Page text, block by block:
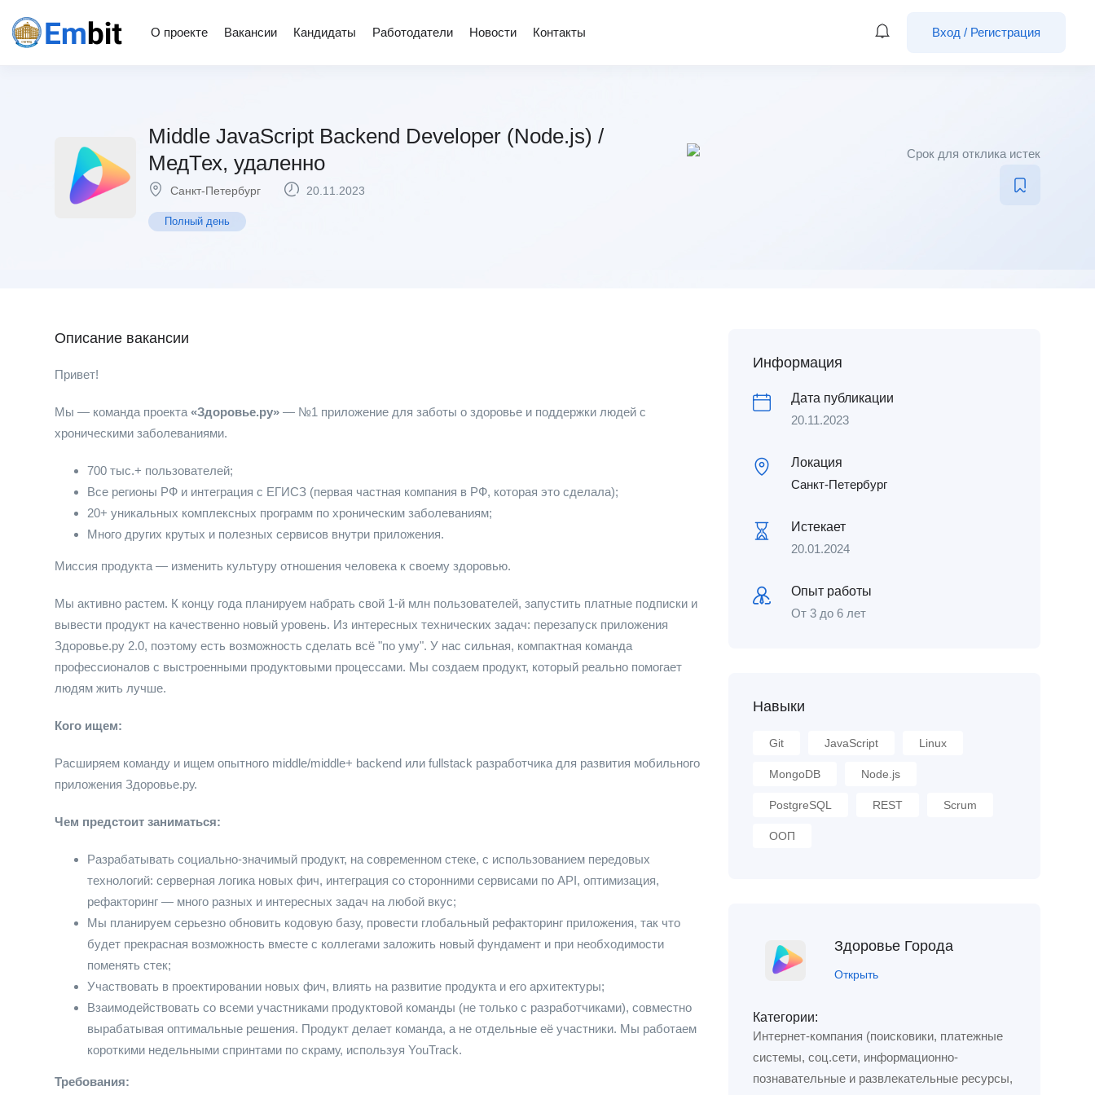
О проекте Вакансии Кандидаты Работодатели Новости Контакты Вход / Регистрация
Middle JavaScript Backend Developer (Node.js) /
МедТех, удаленно
Санкт-Петербург 20.11.2023
Полный день
Срок для отклика истек
Описание вакансии
Привет!
Мы — команда проекта «Здоровье.ру» — №1 приложение для заботы о здоровье и поддержки людей с
хроническими заболеваниями.
700 тыс.+ пользователей;
Все регионы РФ и интеграция с ЕГИСЗ (первая частная компания в РФ, которая это сделала);
20+ уникальных комплексных программ по хроническим заболеваниям;
Много других крутых и полезных сервисов внутри приложения.
Миссия продукта — изменить культуру отношения человека к своему здоровью.
Мы активно растем. К концу года планируем набрать свой 1-й млн пользователей, запустить платные подписки и
вывести продукт на качественно новый уровень. Из интересных технических задач: перезапуск приложения
Здоровье.ру 2.0, поэтому есть возможность сделать всё "по уму". У нас сильная, компактная команда
профессионалов с выстроенными продуктовыми процессами. Мы создаем продукт, который реально помогает
людям жить лучше.
Кого ищем:
Расширяем команду и ищем опытного middle/middle+ backend или fullstack разработчика для развития мобильного
приложения Здоровье.ру.
Чем предстоит заниматься:
Разрабатывать социально-значимый продукт, на современном стеке, с использованием передовых
технологий: серверная логика новых фич, интеграция со сторонними сервисами по API, оптимизация,
рефакторинг — много разных и интересных задач на любой вкус;
Мы планируем серьезно обновить кодовую базу, провести глобальный рефакторинг приложения, так что
будет прекрасная возможность вместе с коллегами заложить новый фундамент и при необходимости
поменять стек;
Участвовать в проектировании новых фич, влиять на развитие продукта и его архитектуры;
Взаимодействовать со всеми участниками продуктовой команды (не только с разработчиками), совместно
вырабатывая оптимальные решения. Продукт делает команда, а не отдельные её участники. Мы работаем
короткими недельными спринтами по скраму, используя YouTrack.
Требования:
Информация
Дата публикации
20.11.2023
Локация
Санкт-Петербург
Истекает
20.01.2024
Опыт работы
От 3 до 6 лет
Навыки
Git JavaScript Linux
MongoDB Node.js
PostgreSQL REST Scrum
ООП
Здоровье Города
Открыть
Категории:
Интернет-компания (поисковики, платежные
системы, соц.сети, информационно-
познавательные и развлекательные ресурсы,